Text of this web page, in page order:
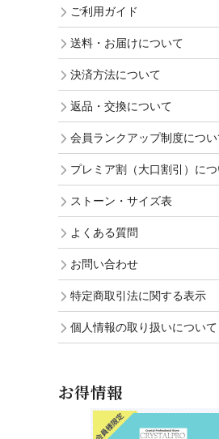
ご利用ガイド
送料・お届けについて
決済方法について
返品・交換について
会員ランクアップ制度につい
プレミア割（大口割引）に
ストーン・サイズ表
よくある質問
お問い合わせ
特定商取引法に関する表示
個人情報の取り扱いについて
お得情報